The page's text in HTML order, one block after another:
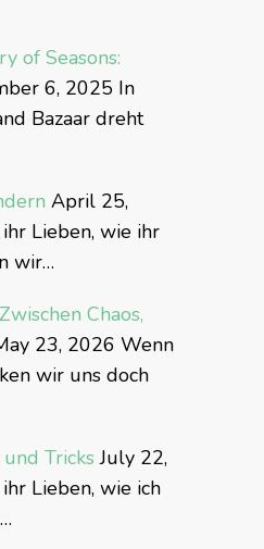
of Seasons:
6, 2025 In
Bazaar dreht
April 25,
Lieben, wie ihr
wir…
Chaos,
23, 2026 Wenn
wir uns doch
Tricks July 22,
Lieben, wie ich